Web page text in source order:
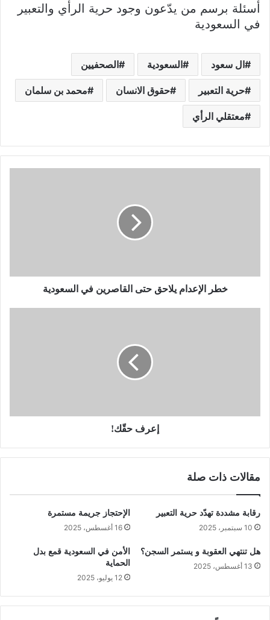
أسئلة برسم من يدّعون وجود حرية الرأي والتعبير
في السعودية
ال سعود السعودية الصحفيين
حرية التعبير حقوق الانسان محمد بن سلمان
معتقلي الرأي
خطر الإعدام يلاحق حتى القاصرين في السعودية
إعرف حقّك!
مقالات ذات صلة
رقابة مشددة تهدّد حرية التعبير
10 سبتمبر، 2025
الإحتجاز جريمة مستمرة
16 أغسطس، 2025
هل تنتهي العقوبة و يستمر السجن؟
13 أغسطس، 2025
الأمن في السعودية قمع بدل
الحماية
12 يوليو، 2025